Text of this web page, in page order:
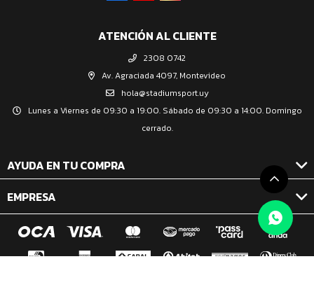
ATENCIÓN AL CLIENTE
2308 0742
Av. Agraciada 4097, Montevideo
hola@stadiumsport.uy
Lunes a Viernes de 09:30 a 19:00. Sábado de 09:30 a 14:00. Domingo
cerrado.
AYUDA EN TU COMPRA
EMPRESA